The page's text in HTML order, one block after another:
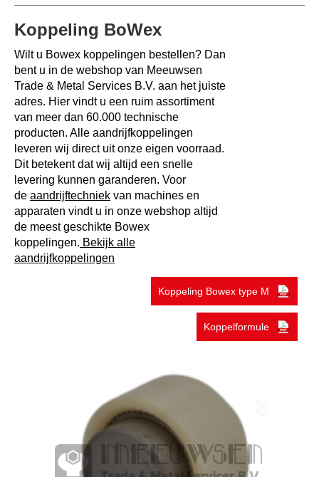
Koppeling BoWex
Wilt u Bowex koppelingen bestellen? Dan
bent u in de webshop van Meeuwsen
Trade & Metal Services B.V. aan het juiste
adres. Hier vindt u een ruim assortiment
van meer dan 60.000 technische
producten. Alle aandrijfkoppelingen
leveren wij direct uit onze eigen voorraad.
Dit betekent dat wij altijd een snelle
levering kunnen garanderen. Voor
de aandrijftechniek van machines en
apparaten vindt u in onze webshop altijd
de meest geschikte Bowex
koppelingen. Bekijk alle
aandrijfkoppelingen
Koppeling Bowex type M
Koppelformule